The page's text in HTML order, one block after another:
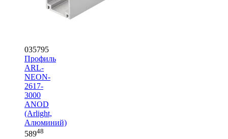
035795
Профиль
ARL-
NEON-
2617-
3000
ANOD
(Arlight,
Алюминий)
58948